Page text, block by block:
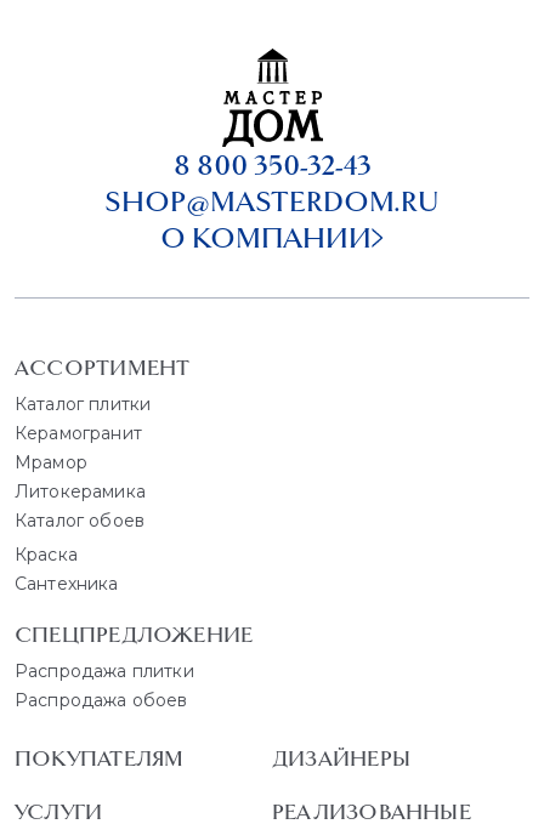
8 800 350-32-43
SHOP@MASTERDOM.RU
О КОМПАНИИ
АССОРТИМЕНТ
Каталог плитки
Керамогранит
Мрамор
Литокерамика
Каталог обоев
Краска
Сантехника
СПЕЦПРЕДЛОЖЕНИЕ
Распродажа плитки
Распродажа обоев
ПОКУПАТЕЛЯМ
УСЛУГИ
ДИЗАЙНЕРЫ
РЕАЛИЗОВАННЫЕ